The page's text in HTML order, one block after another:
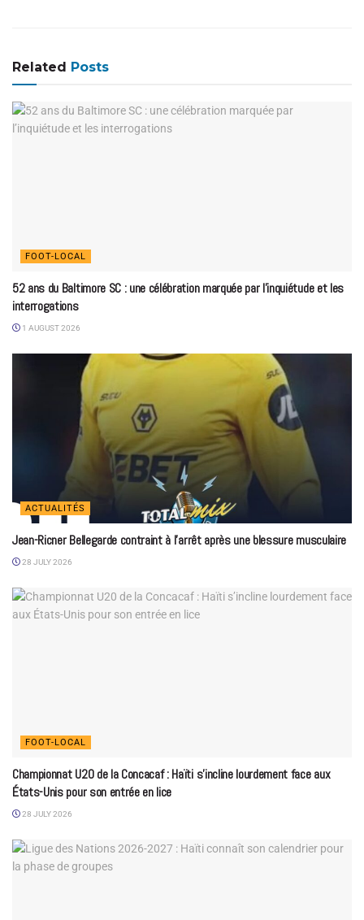
Related Posts
FOOT-LOCAL
52 ans du Baltimore SC : une célébration marquée par l’inquiétude et les
interrogations
1 AUGUST 2026
ACTUALITÉS
Jean-Ricner Bellegarde contraint à l’arrêt après une blessure musculaire
28 JULY 2026
FOOT-LOCAL
Championnat U20 de la Concacaf : Haïti s’incline lourdement face aux
États-Unis pour son entrée en lice
28 JULY 2026